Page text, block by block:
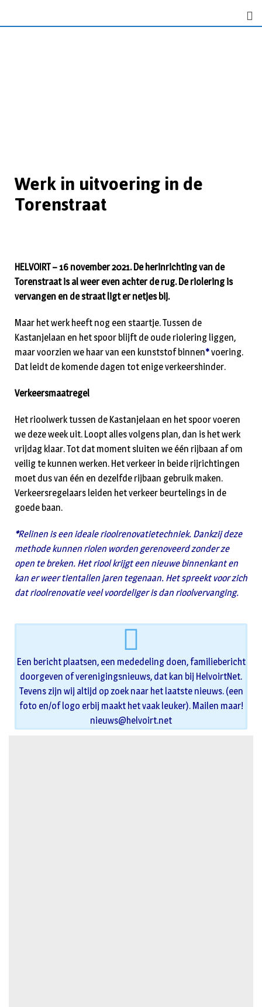
Werk in uitvoering in de
Torenstraat
HELVOIRT – 16 november 2021. De herinrichting van de
Torenstraat is al weer even achter de rug. De riolering is
vervangen en de straat ligt er netjes bij.
Maar het werk heeft nog een staartje. Tussen de
Kastanjelaan en het spoor blijft de oude riolering liggen,
maar voorzien we haar van een kunststof binnen*voering.
Dat leidt de komende dagen tot enige verkeershinder.
Verkeersmaatregel
Het rioolwerk tussen de Kastanjelaan en het spoor voeren
we deze week uit. Loopt alles volgens plan, dan is het werk
vrijdag klaar. Tot dat moment sluiten we één rijbaan af om
veilig te kunnen werken. Het verkeer in beide rijrichtingen
moet dus van één en dezelfde rijbaan gebruik maken.
Verkeersregelaars leiden het verkeer beurtelings in de
goede baan.
*Relinen is een ideale rioolrenovatietechniek. Dankzij deze
methode kunnen riolen worden gerenoveerd zonder ze
open te breken. Het riool krijgt een nieuwe binnenkant en
kan er weer tientallen jaren tegenaan. Het spreekt voor zich
dat rioolrenovatie veel voordeliger is dan rioolvervanging.
Een bericht plaatsen, een mededeling doen, familiebericht
doorgeven of verenigingsnieuws, dat kan bij HelvoirtNet.
Tevens zijn wij altijd op zoek naar het laatste nieuws. (een
foto en/of logo erbij maakt het vaak leuker). Mailen maar!
nieuws@helvoirt.net